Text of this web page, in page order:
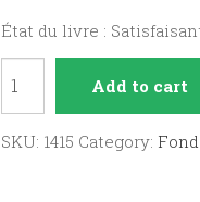
État du livre :
sensationnel
Add to cart
SKU: 1415 Category: